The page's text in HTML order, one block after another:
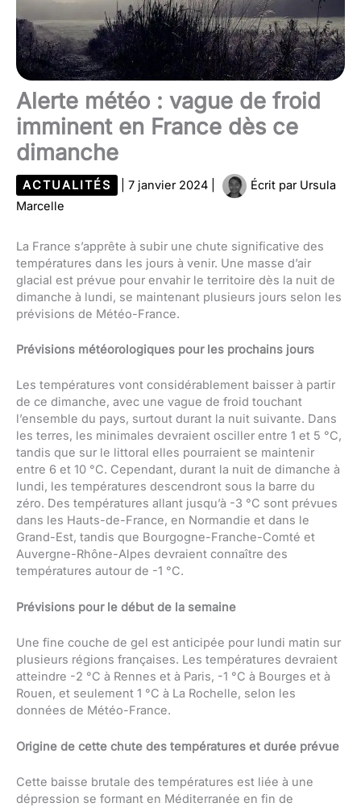
Alerte météo : vague de froid
imminent en France dès ce
dimanche
ACTUALITÉS 7 janvier 2024 Écrit par Ursula
Marcelle
La France s’apprête à subir une chute significative des
températures dans les jours à venir. Une masse d’air
glacial est prévue pour envahir le territoire dès la nuit de
dimanche à lundi, se maintenant plusieurs jours selon les
prévisions de Météo-France.
Prévisions météorologiques pour les prochains jours
Les températures vont considérablement baisser à partir
de ce dimanche, avec une vague de froid touchant
l’ensemble du pays, surtout durant la nuit suivante. Dans
les terres, les minimales devraient osciller entre 1 et 5 °C,
tandis que sur le littoral elles pourraient se maintenir
entre 6 et 10 °C. Cependant, durant la nuit de dimanche à
lundi, les températures descendront sous la barre du
zéro. Des températures allant jusqu’à -3 °C sont prévues
dans les Hauts-de-France, en Normandie et dans le
Grand-Est, tandis que Bourgogne-Franche-Comté et
Auvergne-Rhône-Alpes devraient connaître des
températures autour de -1 °C.
Prévisions pour le début de la semaine
Une fine couche de gel est anticipée pour lundi matin sur
plusieurs régions françaises. Les températures devraient
atteindre -2 °C à Rennes et à Paris, -1 °C à Bourges et à
Rouen, et seulement 1 °C à La Rochelle, selon les
données de Météo-France.
Origine de cette chute des températures et durée prévue
Cette baisse brutale des températures est liée à une
dépression se formant en Méditerranée en fin de